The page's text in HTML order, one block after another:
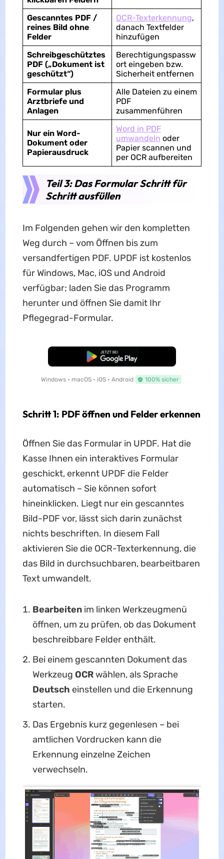
Gescanntes PDF /
reines Bild ohne
Felder
OCR-Texterkennung,
danach Textfelder
hinzufügen
Schreibgeschütztes
PDF („Dokument ist
geschützt“)
Berechtigungspassw
ort eingeben bzw.
Sicherheit entfernen
Formular plus
Arztbriefe und
Anlagen
Alle Dateien zu einem
PDF
zusammenführen
Nur ein Word-
Dokument oder
Papierausdruck
Word in PDF
umwandeln oder
Papier scannen und
per OCR aufbereiten
Teil 3: Das Formular Schritt für
Schritt ausfüllen
Im Folgenden gehen wir den kompletten
Weg durch – vom Öffnen bis zum
versandfertigen PDF. UPDF ist kostenlos
für Windows, Mac, iOS und Android
verfügbar; laden Sie das Programm
herunter und öffnen Sie damit Ihr
Pflegegrad-Formular.
Kostenloser Download
Windows • macOS • iOS • Android 100% sicher
Schritt 1: PDF öffnen und Felder erkennen
Öffnen Sie das Formular in UPDF. Hat die
Kasse Ihnen ein interaktives Formular
geschickt, erkennt UPDF die Felder
automatisch – Sie können sofort
hineinklicken. Liegt nur ein gescanntes
Bild-PDF vor, lässt sich darin zunächst
nichts beschriften. In diesem Fall
aktivieren Sie die OCR-Texterkennung, die
das Bild in durchsuchbaren, bearbeitbaren
Text umwandelt.
Bearbeiten im linken Werkzeugmenü
öffnen, um zu prüfen, ob das Dokument
beschreibbare Felder enthält.
Bei einem gescannten Dokument das
Werkzeug OCRwählen, als Sprache
Deutsch einstellen und die Erkennung
starten.
Das Ergebnis kurz gegenlesen – bei
amtlichen Vordrucken kann die
Erkennung einzelne Zeichen
verwechseln.